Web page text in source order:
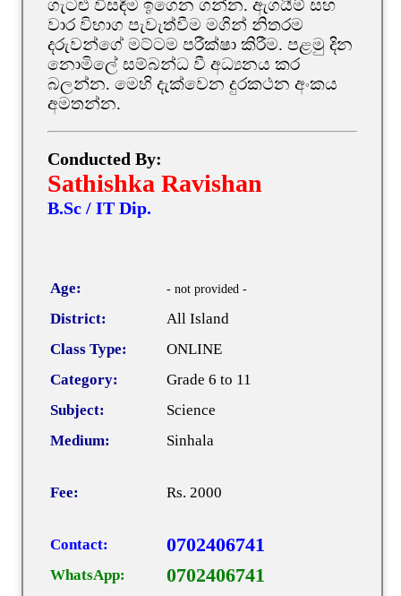
ගැටළු විසඳීම ඉගෙන ගන්න. ඇගයීම් සහ
වාර විභාග පැවැත්වීම මගින් නිතරම
දරුවන්ගේ මට්ටම පරීක්ෂා කිරීම. පළමු දින
නොමිලේ සම්බන්ධ වී අධ්‍යනය කර
බලන්න. මෙහි දැක්වෙන දුරකථන අංකය
අමතන්න.
Conducted By:
Sathishka Ravishan
B.Sc / IT Dip.
Age: - not provided -
District:
All Island
Class Type:
ONLINE
Category:
Grade 6 to 11
Subject:
Science
Medium:
Sinhala
Fee: Rs. 2000
Contact: 0702406741
WhatsApp: 0702406741